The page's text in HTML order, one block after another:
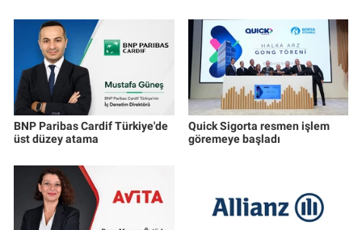
BNP Paribas Cardif Türkiye'de
üst düzey atama
Quick Sigorta resmen işlem
göremeye başladı